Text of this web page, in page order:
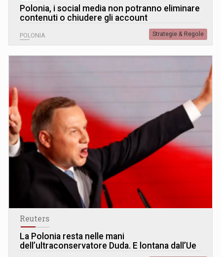
Polonia, i social media non potranno eliminare
contenuti o chiudere gli account
POLONIA Strategie & Regole
Reuters
La Polonia resta nelle mani
dell’ultraconservatore Duda. E lontana dall’Ue